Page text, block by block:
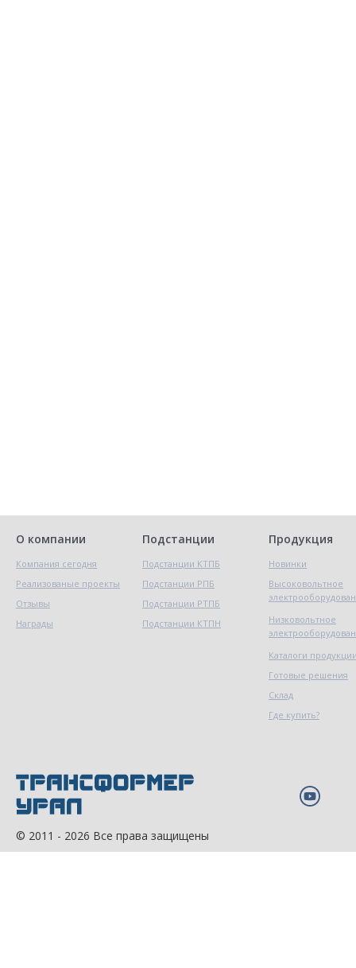
О компании
Компания сегодня
Реализованые проекты
Отзывы
Награды
Подстанции
Подстанции КТПБ
Подстанции РПБ
Подстанции РТПБ
Подстанции КТПН
Продукция
Новинки
Высоковольтное
Низковольтное
Каталоги
Готовые решения
Склад
Где купить?
© 2011 - 2026 Все права защищены